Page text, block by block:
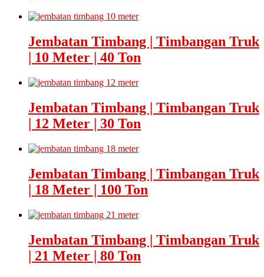
Jembatan Timbang | Timbangan Truk
| 10 Meter | 40 Ton
Jembatan Timbang | Timbangan Truk
| 12 Meter | 30 Ton
Jembatan Timbang | Timbangan Truk
| 18 Meter | 100 Ton
Jembatan Timbang | Timbangan Truk
| 21 Meter | 80 Ton